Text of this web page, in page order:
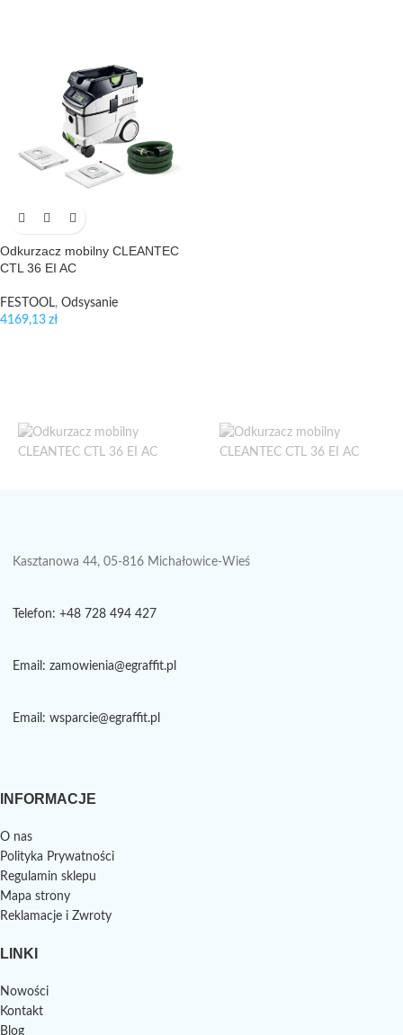
Odkurzacz mobilny CLEANTEC
CTL 36 EI AC
FESTOOL, Odsysanie
4169,13 zł
Kasztanowa 44, 05-816 Michałowice-Wieś
Telefon: +48 728 494 427
Email: zamowienia@egraffit.pl
Email: wsparcie@egraffit.pl
INFORMACJE
O nas
Polityka Prywatności
Regulamin sklepu
Mapa strony
Reklamacje i Zwroty
LINKI
Nowości
Kontakt
Blog